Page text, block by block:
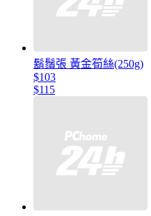
鬍鬚張 黃金筍絲(250g)
$103
$115